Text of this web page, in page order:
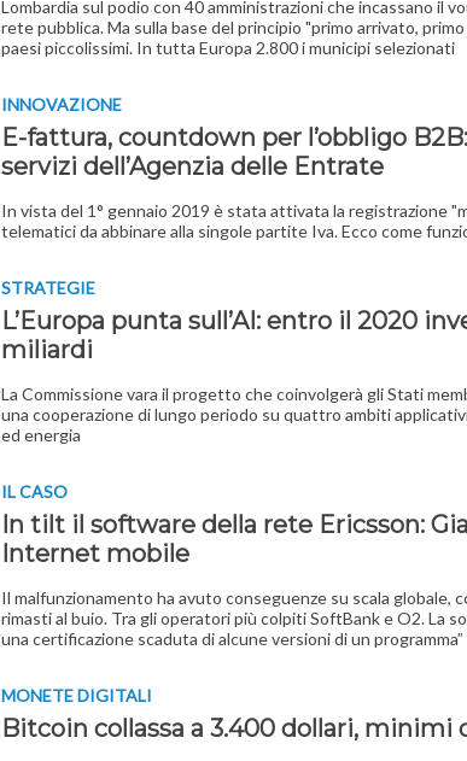
Lombardia sul podio con 40 amministrazioni che incassano il
rete pubblica. Ma sulla base del principio "primo arrivato,
paesi piccolissimi. In tutta Europa 2.800 i municipi selezionati
INNOVAZIONE
E-fattura, countdown per l’obbligo
servizi dell’Agenzia delle Entrate
In vista del 1° gennaio 2019 è stata attivata la registrazione
telematici da abbinare alla singole partite Iva. Ecco come
STRATEGIE
L’Europa punta sull’AI: entro il 2020
miliardi
La Commissione vara il progetto che coinvolgerà gli Stati
una cooperazione di lungo periodo su quattro ambiti
ed energia
IL CASO
In tilt il software della rete Ericsson:
Internet mobile
Il malfunzionamento ha avuto conseguenze su scala globale,
rimasti al buio. Tra gli operatori più colpiti SoftBank e O2. La
una certificazione scaduta di alcune versioni di un programma”
MONETE DIGITALI
Bitcoin collassa a 3.400 dollari, minimi